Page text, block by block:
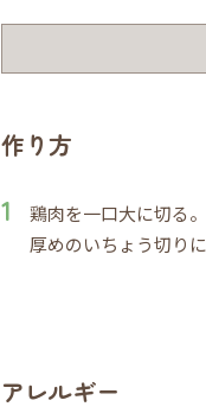
作り方
鶏肉を一口大に切る
厚めのいちょう切りに
アレルギー